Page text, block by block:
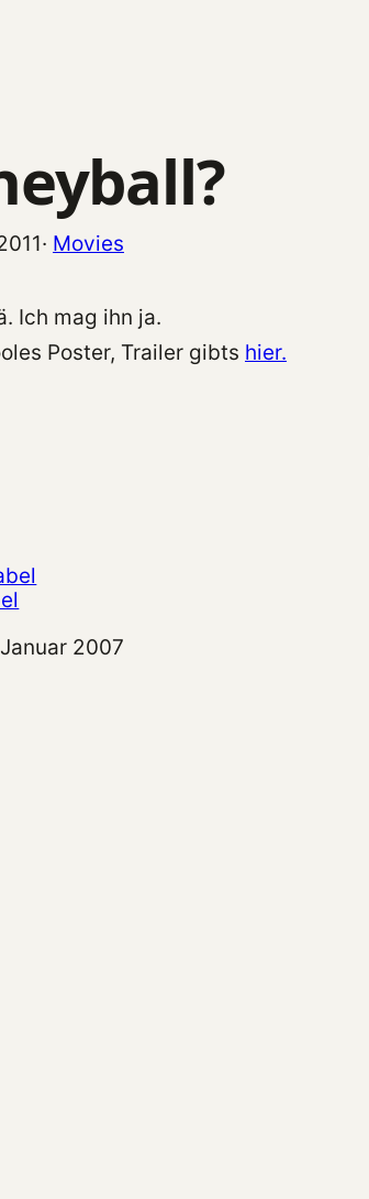
· Movies
Ich mag ihn ja.
Poster, Trailer gibts hier.
2007